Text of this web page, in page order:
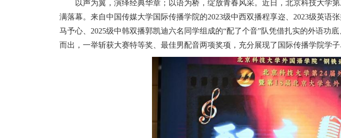
以声为翼，演绎经典华章；以语为桥，绽放青春风采。近日，北京科技大学
满落幕。来自中国传媒大学国际传播学院的2023级中西双播程享迩、2023级英语
马予心、2025级中韩双播郭凯迪六名同学组成的“配了个音”队凭借扎实的外语功
而出，一举斩获大赛特等奖、最佳男配音两项奖项，充分展现了国际传播学院学